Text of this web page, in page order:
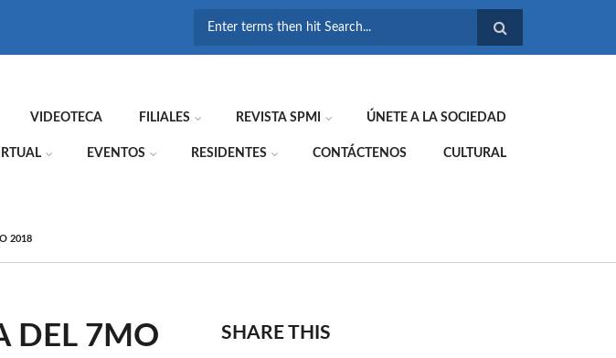
VIDEOTECA FILIALES REVISTA SPMI ÚNETE A LA SOCIEDAD
EVENTOS RESIDENTES CONTÁCTENOS CULTURAL
2018
DEL 7MO
SHARE THIS